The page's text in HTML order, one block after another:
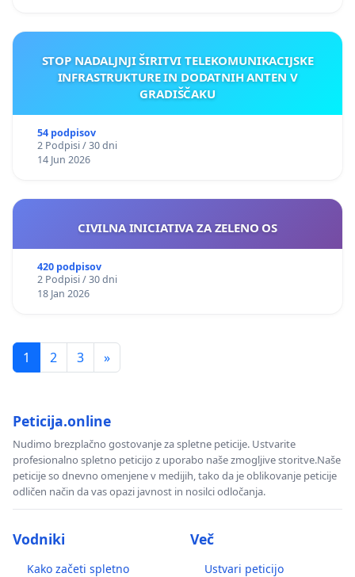
STOP NADALJNJI ŠIRITVI TELEKOMUNIKACIJSKE
INFRASTRUKTURE IN DODATNIH ANTEN V
GRADIŠČAKU
54 podpisov
2 Podpisi / 30 dni
14 Jun 2026
CIVILNA INICIATIVA ZA ZELENO OS
420 podpisov
2 Podpisi / 30 dni
18 Jan 2026
1 2 3 »
Peticija.online
Nudimo brezplačno gostovanje za spletne peticije. Ustvarite
profesionalno spletno peticijo z uporabo naše zmogljive storitve.Naše
peticije so dnevno omenjene v medijih, tako da je oblikovanje peticije
odličen način da vas opazi javnost in nosilci odločanja.
Vodniki
Kako začeti spletno
Več
Ustvari peticijo